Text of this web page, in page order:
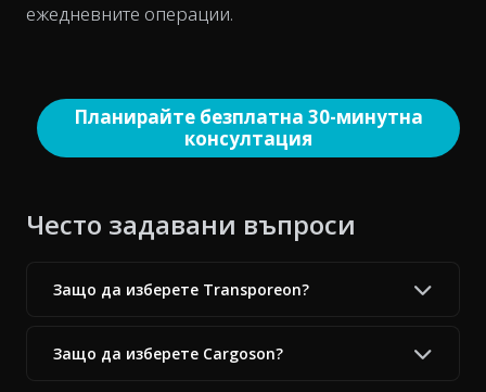
ежедневните операции.
Планирайте безплатна 30-минутна
консултация
Често задавани въпроси
Защо да изберете Transporeon?
Защо да изберете Cargoson?